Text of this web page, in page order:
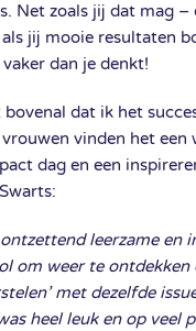
Net zoals jij dat mag –
jij mooie resultaten
dan je denkt!
dat ik het
vinden het een
dag en een
ontzettend leerzame en
om weer te ontdekken
met dezelfde
heel leuk en op veel